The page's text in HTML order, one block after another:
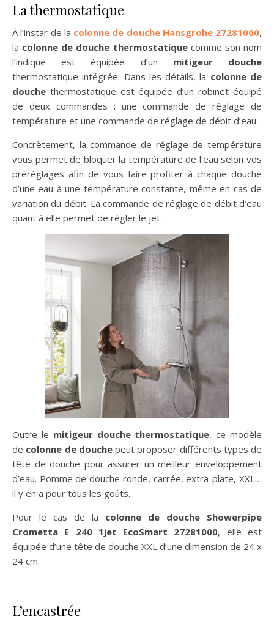
La thermostatique
À l’instar de la colonne de douche Hansgrohe 27281000,
la colonne de douche thermostatiquecomme son nom
l’indique est équipée d’un mitigeur douche
thermostatique intégrée. Dans les détails, la colonne de
douche thermostatique est équipée d’un robinet équipé
de deux commandes : une commande de réglage de
température et une commande de réglage de débit d’eau.
Concrètement, la commande de réglage de température
vous permet de bloquer la température de l’eau selon vos
préréglages afin de vous faire profiter à chaque douche
d’une eau à une température constante, même en cas de
variation du débit. La commande de réglage de débit d’eau
quant à elle permet de régler le jet.
Outre le mitigeur douche thermostatique, ce modèle
de colonne de douchepeut proposer différents types de
tête de douche pour assurer un meilleur enveloppement
d’eau. Pomme de douche ronde, carrée, extra-plate, XXL…
il y en a pour tous les goûts.
Pour le cas de la colonne de douche Showerpipe
Crometta E 240 1jet EcoSmart 27281000, elle est
équipée d’une tête de douche XXL d’une dimension de 24 x
24 cm.
L’encastrée